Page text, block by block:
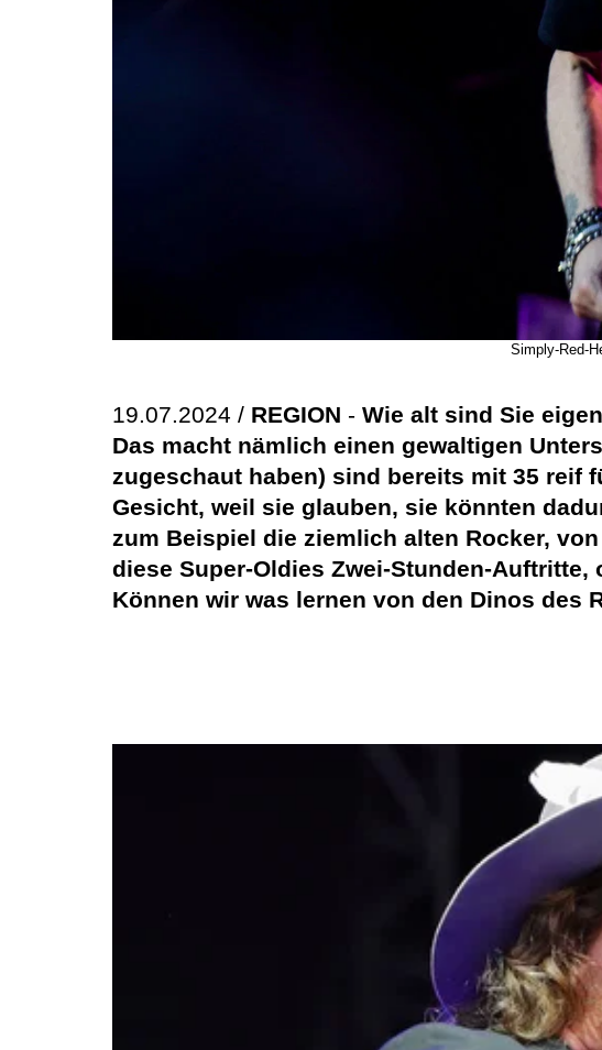
Simply-Red-
19.07.2024 / REGION - Wie alt sind Sie
Das macht nämlich einen gewaltigen
zugeschaut haben) sind bereits mit 35 reif
Gesicht, weil sie glauben, sie könnten
zum Beispiel die ziemlich alten Rocker,
diese Super-Oldies Zwei-Stunden-
Können wir was lernen von den Dinos des